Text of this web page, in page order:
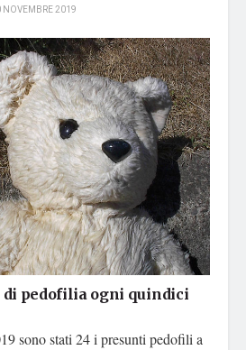
NOVEMBRE 2019
di pedofilia ogni quindici
sono stati 24 i presunti pedofili a